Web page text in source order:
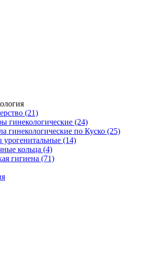
(21)
гинекологические (24)
гинекологические по Куско (25)
урогенитальные (14)
кольца (4)
гигиена (71)